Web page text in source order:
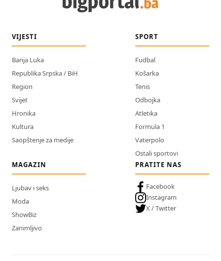
VIJESTI
Banja Luka
Republika Srpska / BiH
Region
Svijet
Hronika
Kultura
Saopštenje za medije
SPORT
Fudbal
Košarka
Tenis
Odbojka
Atletika
Formula 1
Vaterpolo
Ostali sportovi
MAGAZIN
Ljubav i seks
Moda
ShowBiz
Zanimljivo
PRATITE NAS
Facebook
Instagram
X / Twitter